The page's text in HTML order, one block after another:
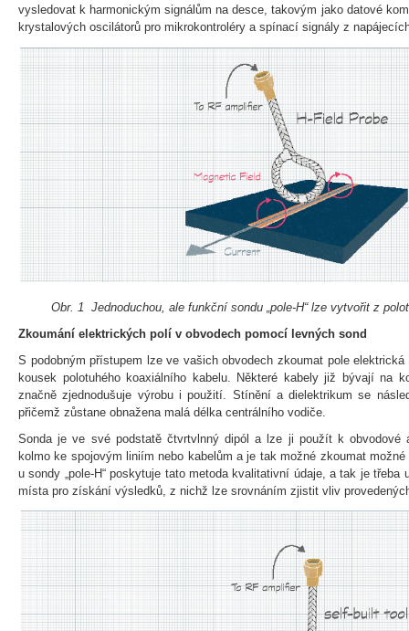
vysledovat k harmonickým signálům na desce, takovým jako datové
krystalových oscilátorů pro mikrokontroléry a spínací signály z
Obr. 1 Jednoduchou, ale funkční sondu „pole-H“ lze vytvořit z
Zkoumání elektrických polí v obvodech pomocí levných sond
S podobným přístupem lze ve vašich obvodech zkoumat pole elektrická
kousek polotuhého koaxiálního kabelu. Některé kabely již bývají na
značně zjednodušuje výrobu i použití. Stínění a dielektrikum se
přičemž zůstane obnažena malá délka centrálního vodiče.
Sonda je ve své podstatě čtvrtvlnný dipól a lze ji použít k obvodové
kolmo ke spojovým liniím nebo kabelům a je tak možné zkoumat
u sondy „pole-H“ poskytuje tato metoda kvalitativní údaje, a tak je třeba
místa pro získání výsledků, z nichž lze srovnáním zjistit vliv